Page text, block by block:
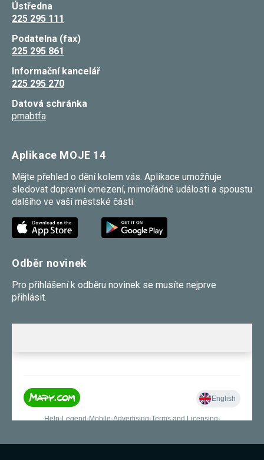
Ústředna
225 295 111
Podatelna (fax)
225 295 861
Informační kancelář
225 295 270
Datová schránka
pmabtfa
Aplikace MOJE 14
Mějte přehled o dění kolem vás. Aplikace umožňuje
sledovat dopravní omezení, mimořádné události a spoustu
dalšího ve vaší městské části.
Odběr novinek
Pro přihlášení k odběru novinek se musíte nejprve
přihlásit.